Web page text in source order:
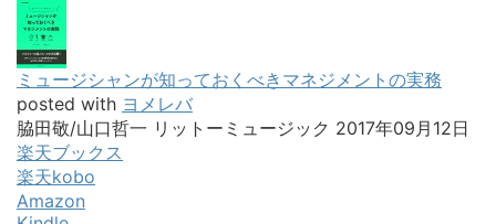
ミュージシャンが知っておくべきマネジメントの実務
posted with ヨメレバ
脇田敬/山口哲一 リットーミュージック 2017年09月12日
楽天ブックス
楽天kobo
Amazon